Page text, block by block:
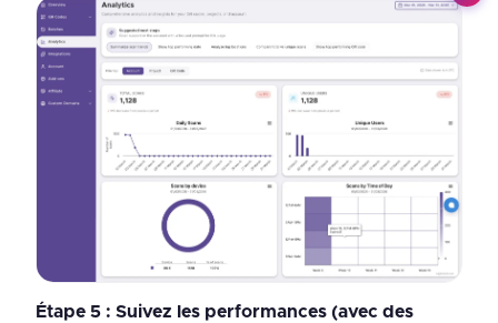
Étape 5 : Suivez les performances (avec des